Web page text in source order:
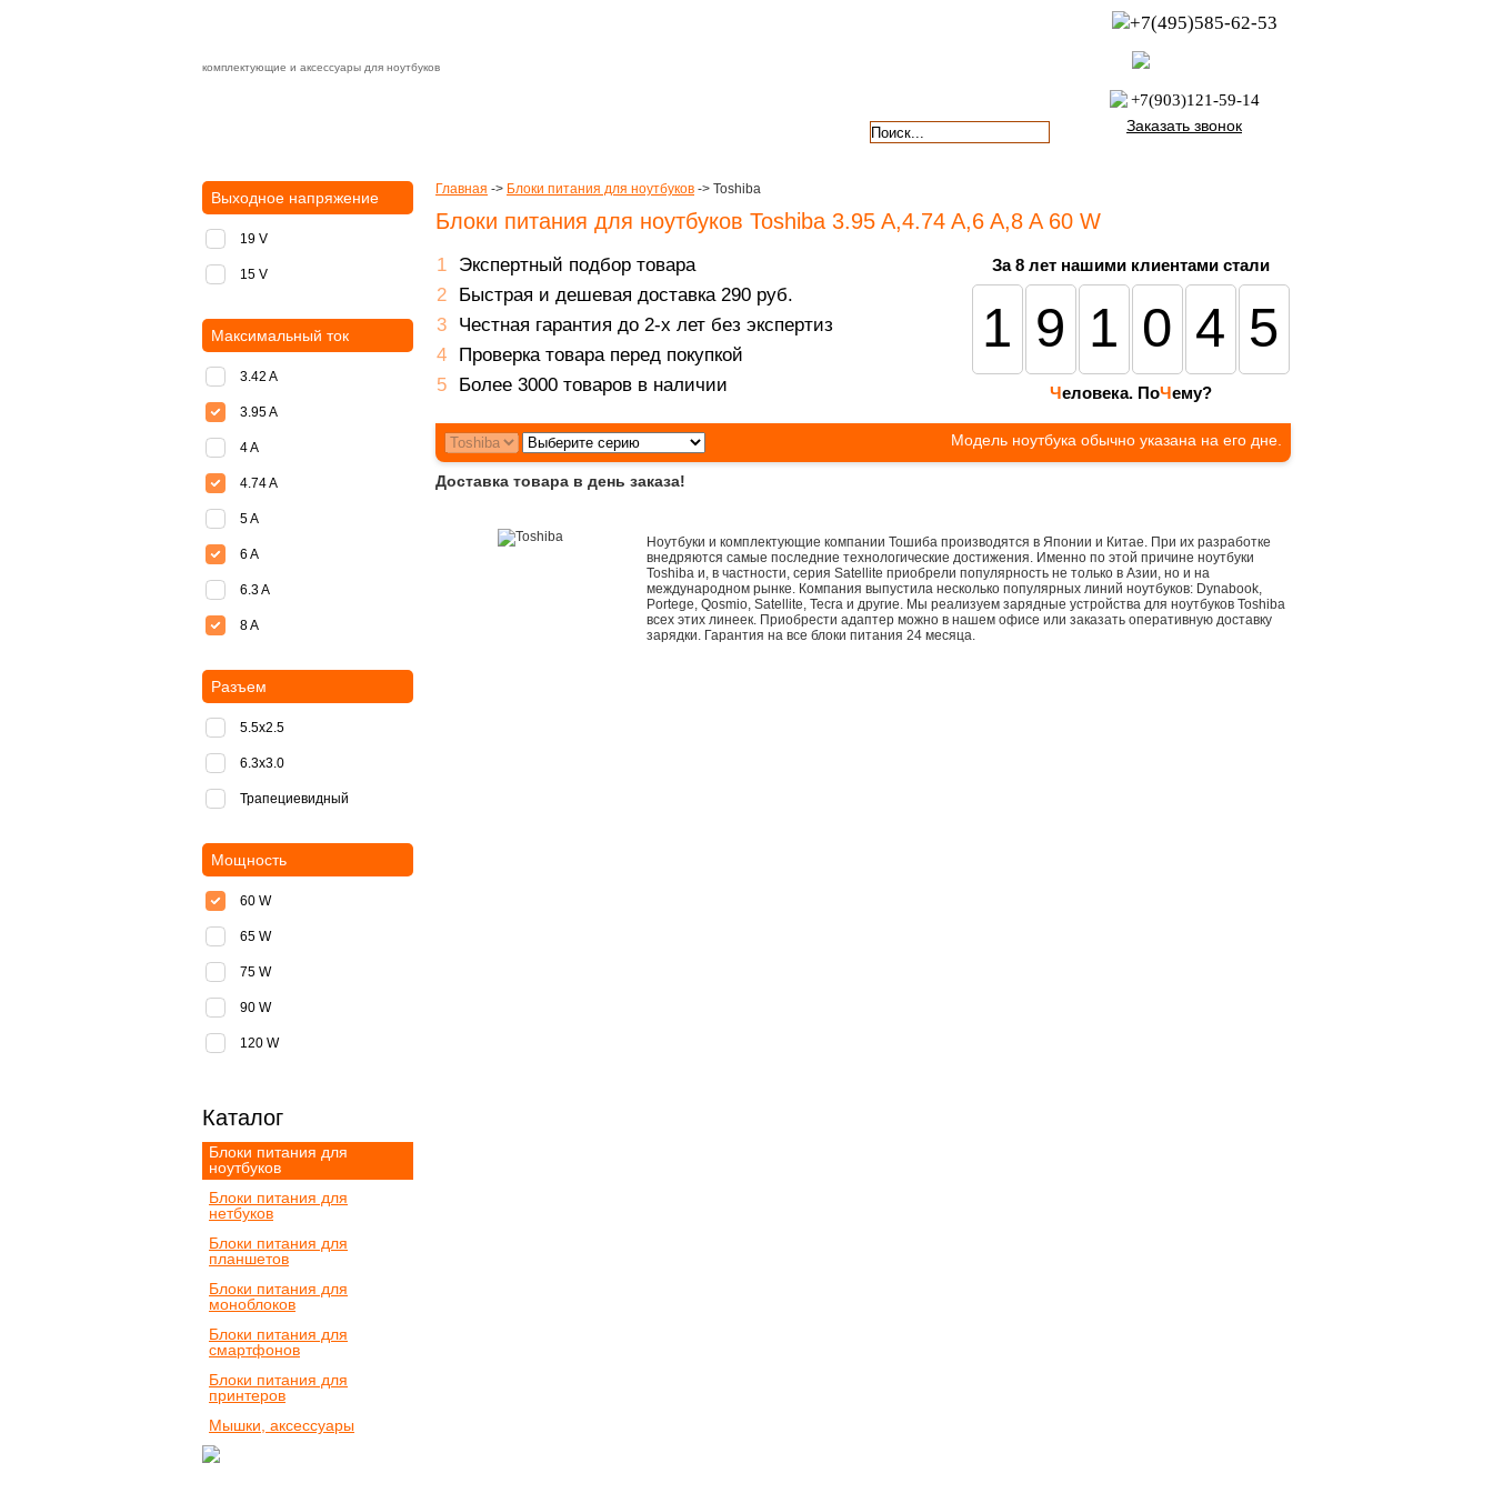
комплектующие и аксессуары для ноутбуков
+7(495)585-62-53
+7(903)121-59-14
Заказать звонок
Главная -> Блоки питания для ноутбуков -> Toshiba
Блоки питания для ноутбуков Toshiba 3.95 A,4.74 A,6 A,8 A 60 W
Экспертный подбор товара
Быстрая и дешевая доставка 290 руб.
Честная гарантия до 2-х лет без экспертиз
Проверка товара перед покупкой
Более 3000 товаров в наличии
За 8 лет нашими клиентами стали
191045
Человека. ПоЧему?
Модель ноутбука обычно указана на его дне.
Доставка товара в день заказа!
Ноутбуки и комплектующие компании Тошиба производятся в Японии и Китае. При их разработке
внедряются самые последние технологические достижения. Именно по этой причине ноутбуки
Toshiba и, в частности, серия Satellite приобрели популярность не только в Азии, но и на
международном рынке. Компания выпустила несколько популярных линий ноутбуков: Dynabook,
Portege, Qosmio, Satellite, Tecra и другие. Мы реализуем зарядные устройства для ноутбуков Toshiba
всех этих линеек. Приобрести адаптер можно в нашем офисе или заказать оперативную доставку
зарядки. Гарантия на все блоки питания 24 месяца.
Выходное напряжение
19 V
15 V
Максимальный ток
3.42 A
3.95 A
4 A
4.74 A
5 A
6 A
6.3 A
8 A
Разъем
5.5x2.5
6.3x3.0
Трапециевидный
Мощность
60 W
65 W
75 W
90 W
120 W
Каталог
Блоки питания для
ноутбуков
Блоки питания для
нетбуков
Блоки питания для
планшетов
Блоки питания для
моноблоков
Блоки питания для
смартфонов
Блоки питания для
принтеров
Мышки, аксессуары